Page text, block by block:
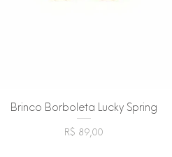
Visualização rápida
Brinco Borboleta Lucky Spring
Preço
R$ 89,00